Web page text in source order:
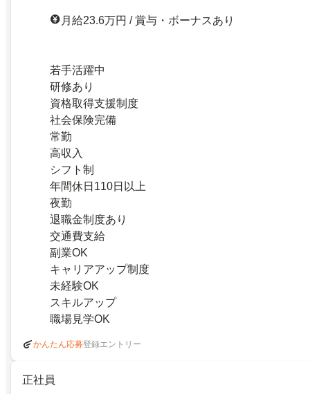
月給23.6万円 / 賞与・ボーナスあり
若手活躍中
研修あり
資格取得支援制度
社会保険完備
常勤
高収入
シフト制
年間休日110日以上
夜勤
退職金制度あり
交通費支給
副業OK
キャリアアップ制度
未経験OK
スキルアップ
職場見学OK
かんたん応募登録エントリー
正社員